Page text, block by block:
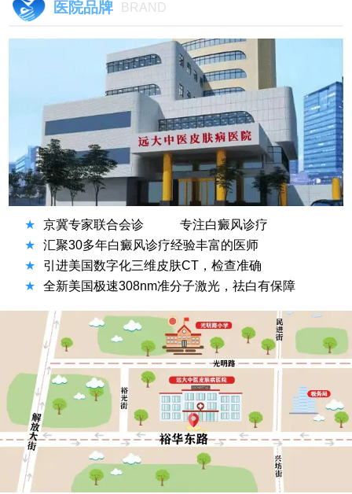
医院品牌 BRAND
★ 京冀专家联合会诊
专注白癜风诊疗
★
汇聚30多年白癜风诊疗经验丰富的医师
★
引进美国数字化三维皮肤CT，检查准确
★
全新美国极速308nm准分子激光，祛白有保障
方便说下您的症状吗？